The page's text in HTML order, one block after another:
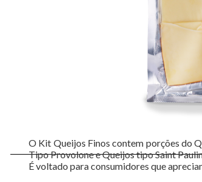
O Kit Queijos Finos contem porções do
Tipo Provolone e Queijos tipo Saint
É voltado para consumidores que